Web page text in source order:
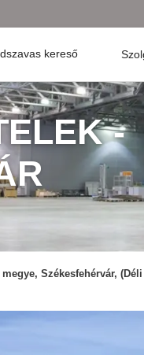
kereső
-
megye, Székesfehérvár,